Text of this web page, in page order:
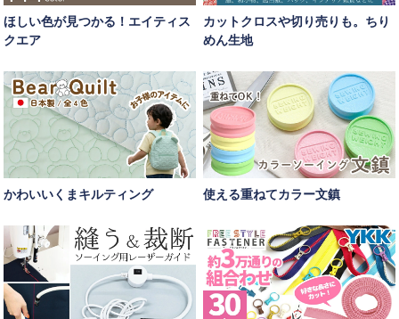
ほしい色が見つかる！エイティス
クエア
カットクロスや切り売りも。ちり
めん生地
かわいいくまキルティング 使える重ねてカラー文鎮